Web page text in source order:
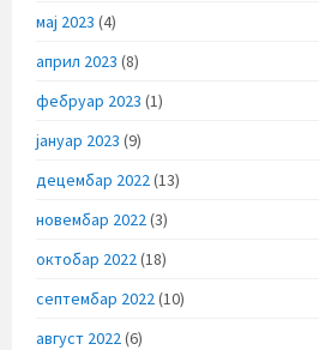
мај 2023 (4)
април 2023 (8)
фебруар 2023 (1)
јануар 2023 (9)
децембар 2022(13)
новембар 2022(3)
октобар 2022(18)
септембар 2022(10)
август 2022(6)